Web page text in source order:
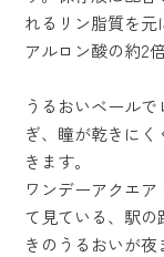
れるリン脂質を
アルロン酸の約2
うるおいベール
ぎ、瞳が乾きに
きます。
ワンデーアクエ
て見ている、駅の
きのうるおいが